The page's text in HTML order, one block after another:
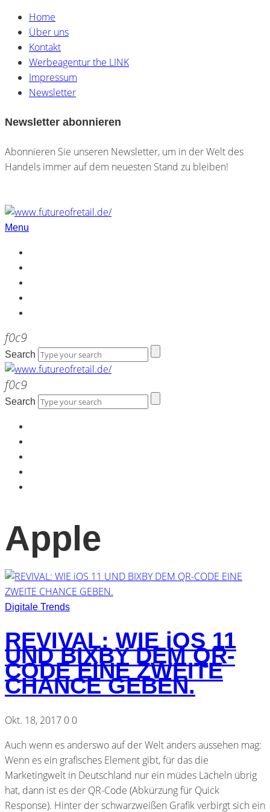
Home
Über uns
Kontakt
Werbeagentur the LINK
Impressum
Newsletter
Newsletter abonnieren
Abonnieren Sie unseren Newsletter, um in der Welt des
Handels immer auf dem neuesten Stand zu bleiben!
Menu
Search
Search
Apple
Digitale Trends
REVIVAL: WIE iOS 11
UND BIXBY DEM QR-
CODE EINE ZWEITE
CHANCE GEBEN.
Okt. 18, 2017 0 0
Auch wenn es anderswo auf der Welt anders aussehen mag:
Wenn es ein grafisches Element gibt, für das die
Marketingwelt in Deutschland nur ein müdes Lächeln übrig
hat, dann ist es der QR-Code (Abkürzung für Quick
Response). Hinter der schwarzweißen Grafik verbirgt sich ein